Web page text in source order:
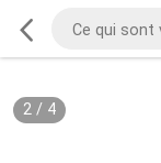
2/ 4